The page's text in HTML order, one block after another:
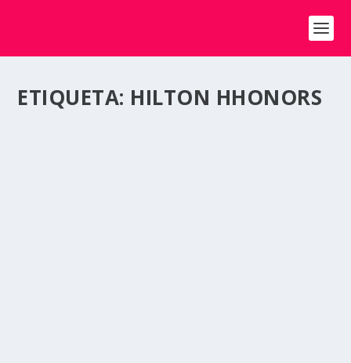
ETIQUETA: HILTON HHONORS